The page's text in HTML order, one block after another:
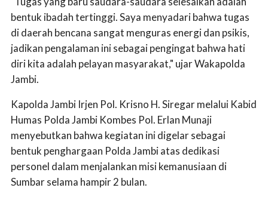
bentuk ibadah tertinggi. Saya menyadari bahwa tugas
di daerah bencana sangat menguras energi dan psikis,
jadikan pengalaman ini sebagai pengingat bahwa hati
diri kita adalah pelayan masyarakat," ujar Wakapolda
Jambi.
Kapolda Jambi Irjen Pol. Krisno H. Siregar melalui Kabid
Humas Polda Jambi Kombes Pol. Erlan Munaji
menyebutkan bahwa kegiatan ini digelar sebagai
bentuk penghargaan Polda Jambi atas dedikasi
personel dalam menjalankan misi kemanusiaan di
Sumbar selama hampir 2 bulan.